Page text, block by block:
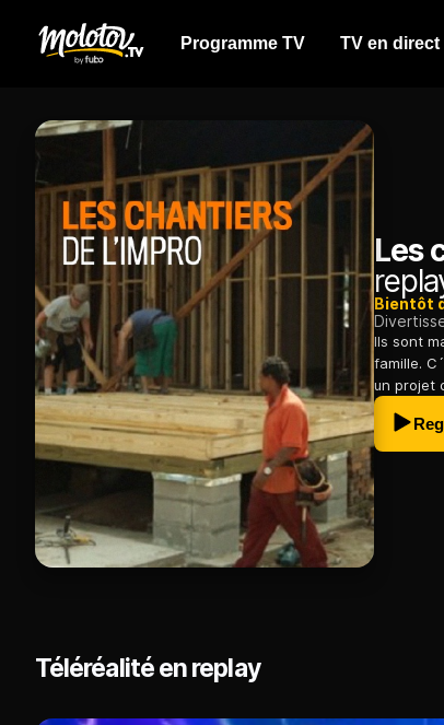
Programme TV TV en direct
Les
Bientôt
Ils sont
famille.
un projet
Téléréalité en replay